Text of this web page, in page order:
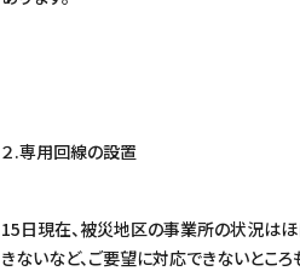
２.専用回線の設置
15日現在、被災地区の事業所の状況は
きないなど、ご要望に対応できないとこ